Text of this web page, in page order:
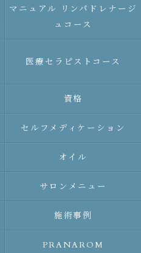
マニュアル リンパドレナージ
ュコース
医療セラピストコース
資格
セルフメディケーション
オイル
サロンメニュー
施術事例
PRANAROM